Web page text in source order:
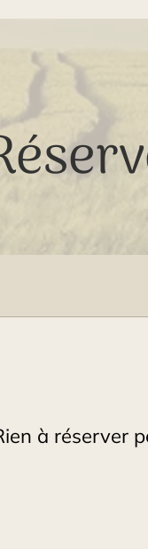
à réserver